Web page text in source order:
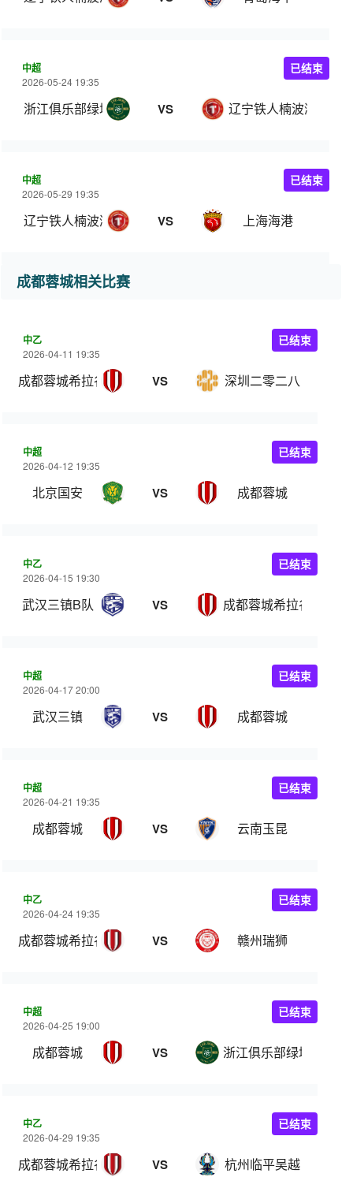
中超
2026-05-24 19:35
浙江俱乐部绿城 VS 辽宁铁人楠波湾
已结束
中超
2026-05-29 19:35
辽宁铁人楠波湾 VS 上海海港
已结束
成都蓉城相关比赛
中乙
2026-04-11 19:35
成都蓉城希拉谷 VS 深圳二零二八
已结束
中超
2026-04-12 19:35
北京国安 VS 成都蓉城
已结束
中乙
2026-04-15 19:30
武汉三镇B队 VS 成都蓉城希拉谷
已结束
中超
2026-04-17 20:00
武汉三镇 VS 成都蓉城
已结束
中超
2026-04-21 19:35
成都蓉城 VS 云南玉昆
已结束
中乙
2026-04-24 19:35
成都蓉城希拉谷 VS 赣州瑞狮
已结束
中超
2026-04-25 19:00
成都蓉城 VS 浙江俱乐部绿城
已结束
中乙
2026-04-29 19:35
成都蓉城希拉谷 VS 杭州临平吴越
已结束